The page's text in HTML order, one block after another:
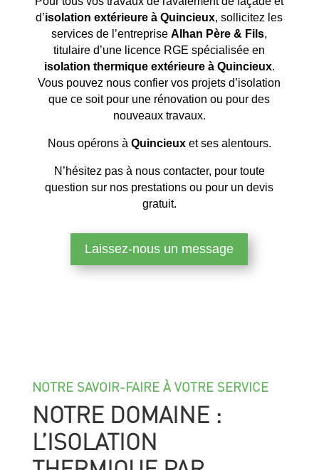
d’isolation extérieure à Quincieux, sollicitez les
services de l’entrepriseAlhan Père & Fils,
titulaire d’une licence RGE spécialisée en
isolation thermique extérieure à Quincieux.
Vous pouvez nous confier vos projets d’isolation
que ce soit pour une rénovation ou pour des
nouveaux travaux.
Nous opérons à Quincieuxet ses alentours.
N’hésitez pas à nous contacter, pour toute
question sur nos prestations ou pour un devis
gratuit.
Laissez-nous un message
NOTRE SAVOIR-FAIRE À VOTRE SERVICE
NOTRE DOMAINE :
L’ISOLATION